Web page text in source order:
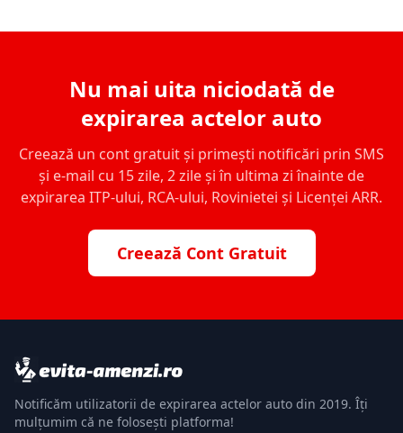
Nu mai uita niciodată de
expirarea actelor auto
Creează un cont gratuit și primești notificări prin SMS
și e-mail cu 15 zile, 2 zile și în ultima zi înainte de
expirarea ITP-ului, RCA-ului, Rovinietei și Licenței ARR.
Creează Cont Gratuit
Notificăm utilizatorii de expirarea actelor auto din 2019. Îți
mulțumim că ne folosești platforma!